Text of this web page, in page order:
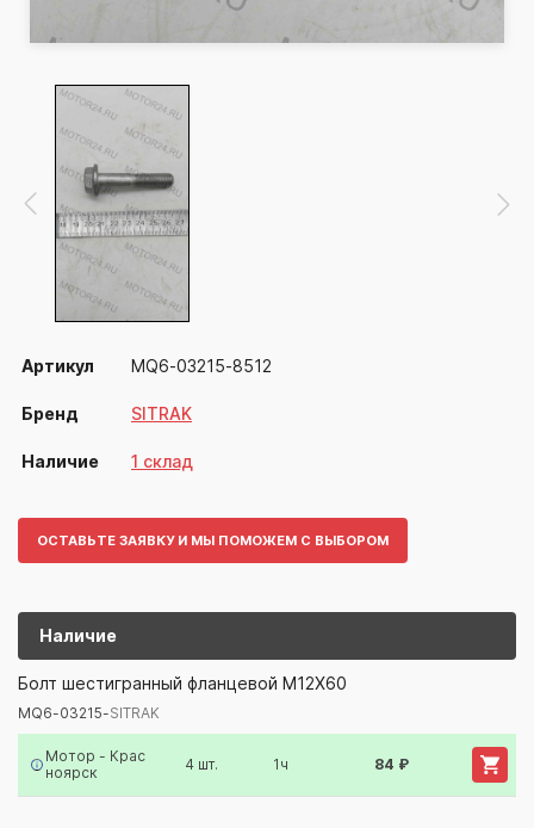
Артикул MQ6-03215-8512
Бренд SITRAK
Наличие 1 склад
ОСТАВЬТЕ ЗАЯВКУ И МЫ ПОМОЖЕМ С ВЫБОРОМ
Наличие
Артикул/БрендНаименование
MQ6-03215-SITRAK
Болт шестигранный фланцевой M12X60
MQ6-03215-SITRAK
Мотор - Крас
ноярск
4 шт. 1ч 84 ₽